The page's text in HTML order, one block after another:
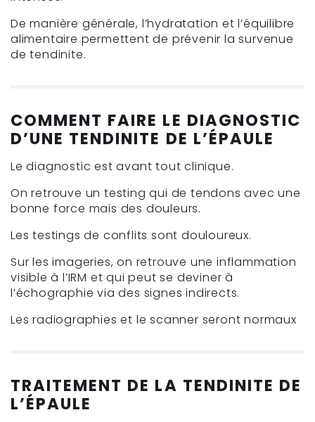
De manière générale, l’hydratation et l’équilibre
alimentaire permettent de prévenir la survenue
de tendinite.
COMMENT FAIRE LE DIAGNOSTIC
D’UNE TENDINITE DE L’ÉPAULE
Le diagnostic est avant tout clinique.
On retrouve un testing qui de tendons avec une
bonne force mais des douleurs.
Les testings de conflits sont douloureux.
Sur les imageries, on retrouve une inflammation
visible à l’IRM et qui peut se deviner à
l’échographie via des signes indirects.
Les radiographies et le scanner seront normaux
TRAITEMENT DE LA TENDINITE DE
L’ÉPAULE